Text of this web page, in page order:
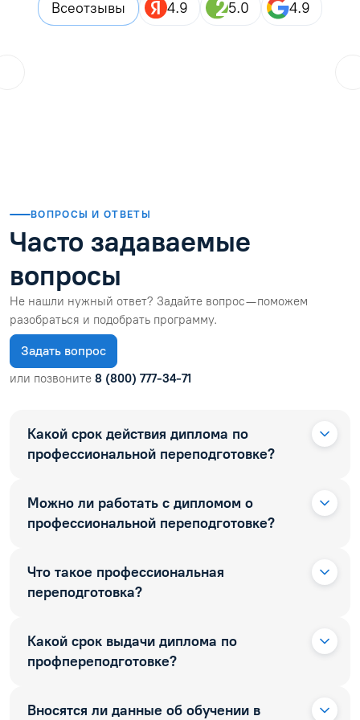
Всеотзывы 4.9 5.0 4.9
ВОПРОСЫ И ОТВЕТЫ
Часто задаваемые
вопросы
Не нашли нужный ответ? Задайте вопрос — поможем
разобраться и подобрать программу.
Задать вопрос
или позвоните 8 (800) 777-34-71
Какой срок действия диплома по
профессиональной переподготовке?
Можно ли работать с дипломом о
профессиональной переподготовке?
Что такое профессиональная
переподготовка?
Какой срок выдачи диплома по
профпереподготовке?
Вносятся ли данные об обучении в